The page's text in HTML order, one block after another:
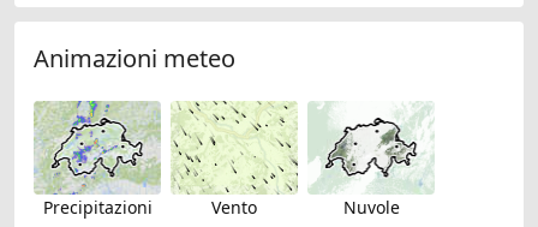
Animazioni meteo
Precipitazioni Vento Nuvole